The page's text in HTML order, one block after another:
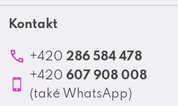
Kontakt
Obchodní podmínky
Reklamace a vrácení zboží
Ochrana osobních údajů
Akční letáky
Produktové katalogy
Profesionální spolupráce
Kontakt
+420 286 584 478
+420 607 908 008
(také WhatsApp)